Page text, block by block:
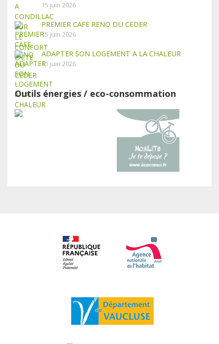
15 juin 2026
PREMIER CAFE RENO DU CEDER
15 juin 2026
ADAPTER SON LOGEMENT A LA CHALEUR
11 juin 2026
Outils énergies / eco-consommation